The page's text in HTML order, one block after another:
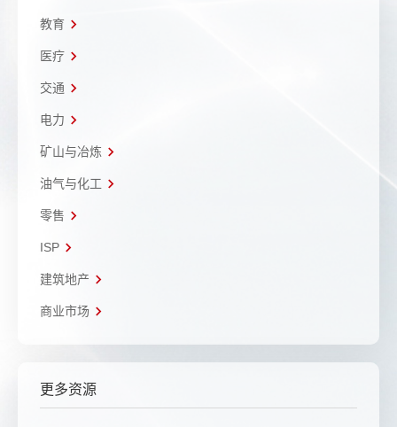
教育
医疗
交通
电力
矿山与冶炼
油气与化工
零售
ISP
建筑地产
商业市场
更多资源